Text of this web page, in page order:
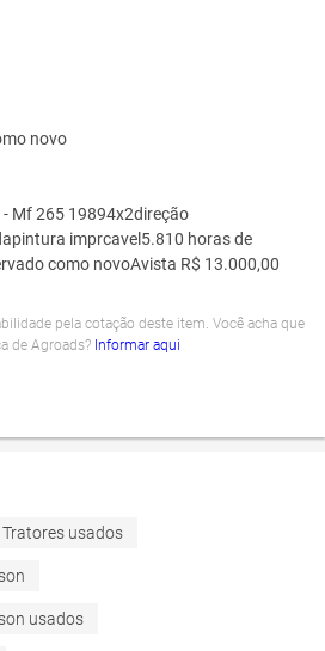
novo
Mf 265 19894x2direção
imprcavel5.810 horas de
como novoAvista R$ 13.000,00
pela cotação deste item. Você acha que
de Agroads? Informar aqui
Tratores usados
usados